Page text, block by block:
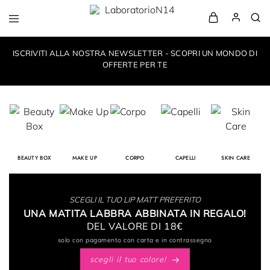
LaboratorioN14
your
make-
ISCRIVITI ALLA NOSTRA NEWSLETTER - SCOPRI UN MONDO DI
OFFERTE PER TE
BEAUTY BOX MAKE UP CORPO CAPELLI SKIN CARE
SCEGLI IL TUO LIP MATT PREFERITO
UNA MATITA LABBRA ABBINATA IN REGALO!
DEL VALORE DI 18€
solo con pagamento con carta e in contrassegno
scegli il tuo colore!